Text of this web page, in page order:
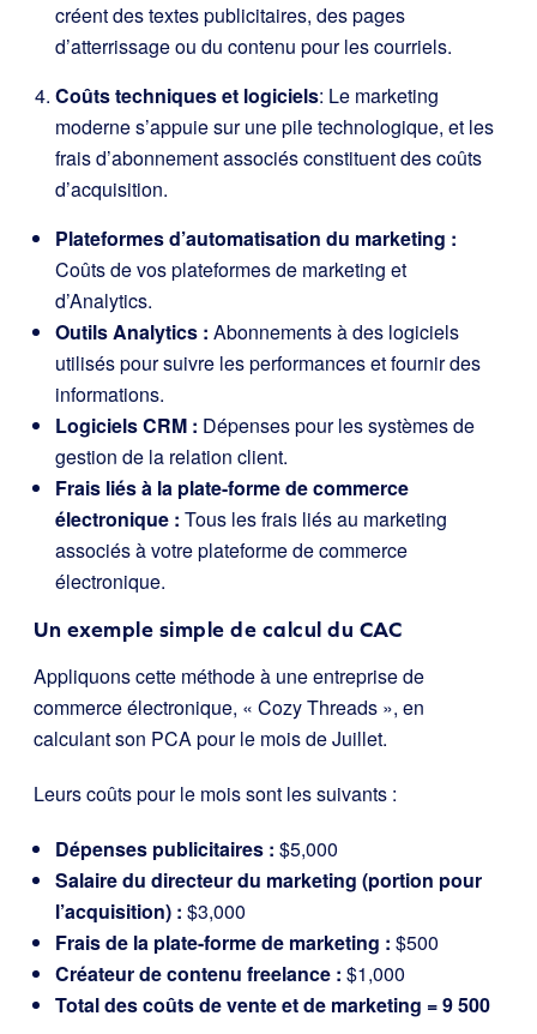
créent des textes publicitaires, des pages
d’atterrissage ou du contenu pour les courriels.
Coûts techniques et logiciels: Le marketing
moderne s’appuie sur une pile technologique, et les
frais d’abonnement associés constituent des coûts
d’acquisition.
Plateformes d’automatisation du marketing :
Coûts de vos plateformes de marketing et
d’Analytics.
Outils Analytics : Abonnements à des logiciels
utilisés pour suivre les performances et fournir des
informations.
Logiciels CRM : Dépenses pour les systèmes de
gestion de la relation client.
Frais liés à la plate-forme de commerce
électronique : Tous les frais liés au marketing
associés à votre plateforme de commerce
électronique.
Un exemple simple de calcul du CAC
Appliquons cette méthode à une entreprise de
commerce électronique, « Cozy Threads », en
calculant son PCA pour le mois de Juillet.
Leurs coûts pour le mois sont les suivants :
Dépenses publicitaires : $5,000
Salaire du directeur du marketing (portion pour
l’acquisition) : $3,000
Frais de la plate-forme de marketing : $500
Créateur de contenu freelance : $1,000
Total des coûts de vente et de marketing = 9 500